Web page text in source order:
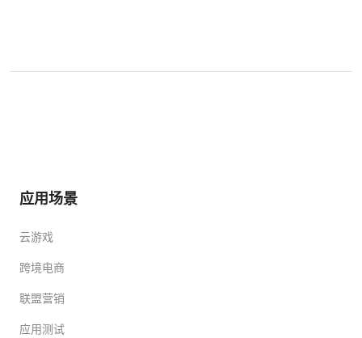
应用场景
云游戏
跨境电商
联盟营销
应用测试